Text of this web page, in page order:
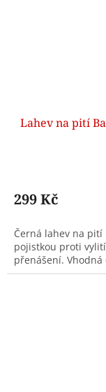
Lahev na pití
299 Kč
Černá lahev na
pojistkou proti
přenášení.